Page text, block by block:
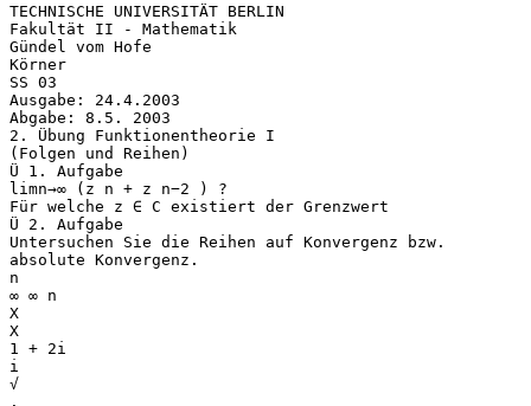
TECHNISCHE UNIVERSITÄT BERLIN
Fakultät II - Mathematik
Gündel vom Hofe
Körner
SS 03
Ausgabe: 24.4.2003
Abgabe: 8.5. 2003
2. Übung Funktionentheorie I
(Folgen und Reihen)
Ü 1. Aufgabe
limn→∞ (z n + z n−2 ) ?
Für welche z ∈ C existiert der Grenzwert
Ü 2. Aufgabe
Untersuchen Sie die Reihen auf Konvergenz bzw.
absolute Konvergenz.
n
∞ ∞ n
X
X
1 + 2i
i
√
.